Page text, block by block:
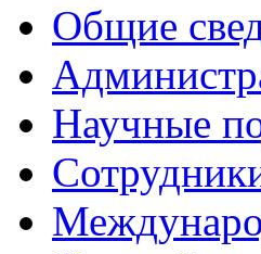
Общие
Научные